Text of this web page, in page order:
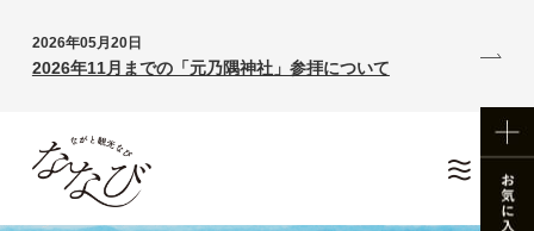
2026年05月20日
2026年11月までの「元乃隅神社」参拝について